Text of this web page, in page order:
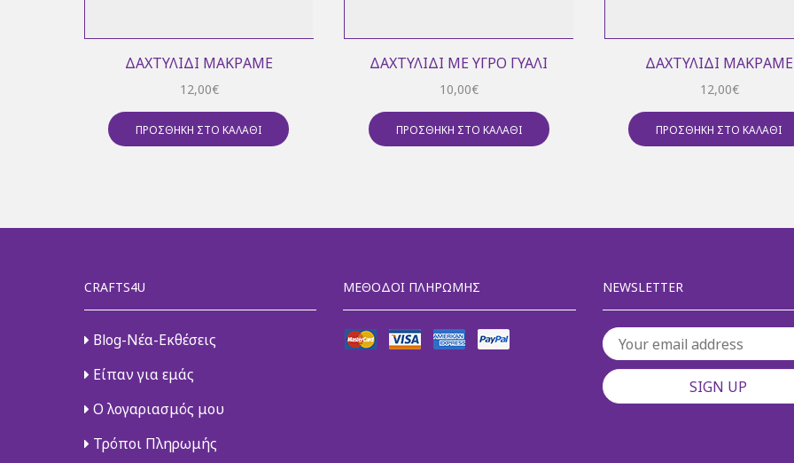
ΔΑΧΤΥΛΊΔΙ ΜΑΚΡΑΜΈ
12,00€
ΠΡΟΣΘΉΚΗ ΣΤΟ ΚΑΛΆΘΙ
ΔΑΧΤΥΛΊΔΙ ΜΕ ΥΓΡΌ ΓΥΑΛΊ
10,00€
ΠΡΟΣΘΉΚΗ ΣΤΟ ΚΑΛΆΘΙ
ΔΑΧΤΥΛΊΔΙ ΜΑΚΡΑΜΈ
12,00€
ΠΡΟΣΘΉΚΗ ΣΤΟ ΚΑΛΆΘΙ
CRAFTS4U
Blog-Νέα-Εκθέσεις
Είπαν για εμάς
Ο λογαριασμός μου
Τρόποι Πληρωμής
ΜΈΘΟΔΟΙ ΠΛΗΡΩΜΉΣ NEWSLETTER